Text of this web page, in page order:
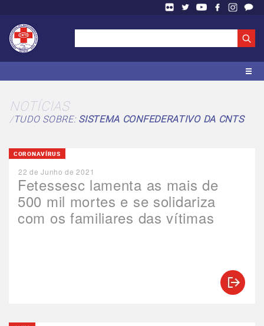
NOTÍCIAS
TUDO SOBRE: SISTEMA CONFEDERATIVO DA CNTS
Fetessesc lamenta as mais de
500 mil mortes e se solidariza
com os familiares das vítimas
CORONAVÍRUS
22 de Junho de 2021